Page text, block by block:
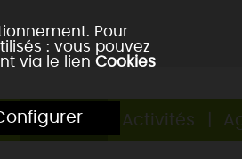
Pour
: vous pouvez
via le lien Cookies
Le club Activités